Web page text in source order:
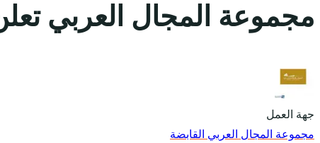
مجموعة المجال العربي
جهة العمل
مجموعة المجال العربي القابضة